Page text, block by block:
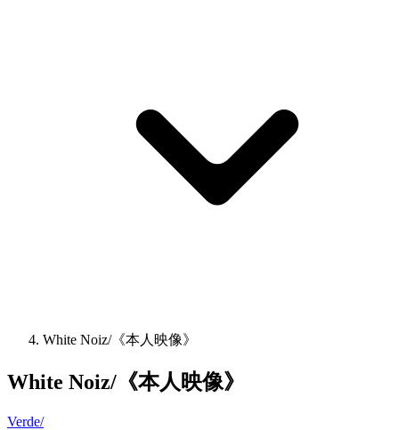
White Noiz/《本人映像》
White Noiz/《本人映像》
Verde/